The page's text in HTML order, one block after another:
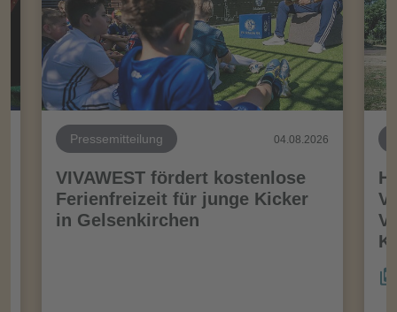
Pressemitteilung 04.08.2026
VIVAWEST fördert kostenlose
Ferienfreizeit für junge Kicker
in Gelsenkirchen